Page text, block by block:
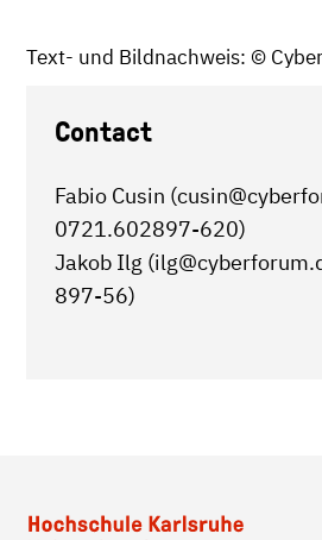
Text- und Bildnachweis: ©
Contact
Fabio Cusin
0721.602897-620)
Jakob Ilg
897-56)